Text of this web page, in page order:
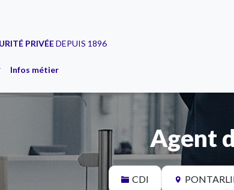
PRIVÉEDEPUIS 1896
Infos métier
Agent
CDI